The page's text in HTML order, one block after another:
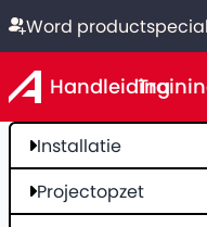
Word
Handleiding
Installatie
Projectopzet